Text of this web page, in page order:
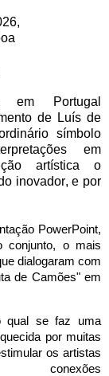
em Portugal
de Luís de
símbolo
em
artística o
inovador, e por
PowerPoint,
conjunto, o mais
dialogaram com
de Camões" em
qual se faz uma
a por muitas
os artistas